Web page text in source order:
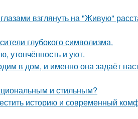
взглянуть на "Живую"
глубокого символизма.
утончённость и уют.
в дом, и именно она задаёт
и стильным?
историю и современный